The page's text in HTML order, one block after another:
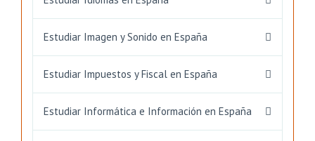
Estudiar Imagen y Sonido en España
Estudiar Impuestos y Fiscal en España
Estudiar Informática e Información en España